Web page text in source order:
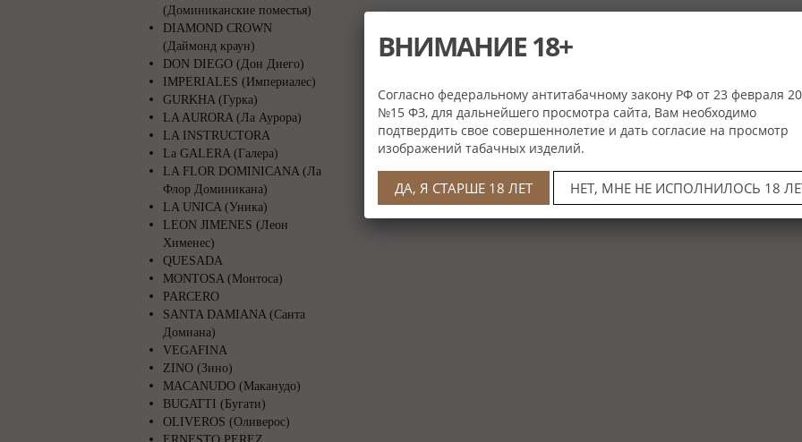
(Доминиканские поместья)
DIAMOND CROWN
(Даймонд краун)
DON DIEGO (Дон Диего)
IMPERIALES (Империалес)
GURKHA (Гурка)
LA AURORA (Ла Аурора)
LA INSTRUCTORA
La GALERA (Галера)
LA FLOR DOMINICANA (Ла
Флор Доминикана)
LA UNICA (Уника)
LEON JIMENES (Леон
Хименес)
QUESADA
MONTOSA (Монтоса)
PARCERO
SANTA DAMIANA (Санта
Домиана)
VEGAFINA
ZINO (Зино)
MACANUDO (Маканудо)
BUGATTI (Бугати)
OLIVEROS (Оливерос)
ВНИМАНИЕ 18+
Согласно федеральному антитабачному закону РФ от 23 февраля
№15 ФЗ, для дальнейшего просмотра сайта, Вам необходимо
подтвердить свое совершеннолетие и дать согласие на просмотр
изображений табачных изделий.
ДА, Я СТАРШЕ 18 ЛЕТ НЕТ, МНЕ НЕ ИСПОЛНИЛОСЬ 18